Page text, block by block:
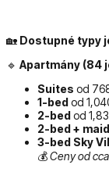
🏡 Dostupné typy
🔹 Apartmány (84
Suites od
1-bedod
2-bedod
2-bed + maid
3-bed Sky
💰Ceny od